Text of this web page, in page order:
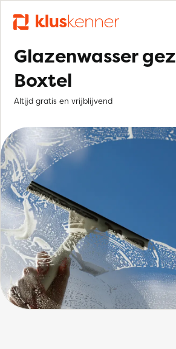
Glazenwasser
Boxtel
Altijd gratis en vrijblijvend